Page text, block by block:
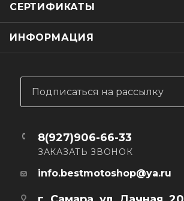
СЕРТИФИКАТЫ
ИНФОРМАЦИЯ
Подписаться на рассылку
8(927)906-66-33
ЗАКАЗАТЬ ЗВОНОК
info.bestmotoshop@ya.ru